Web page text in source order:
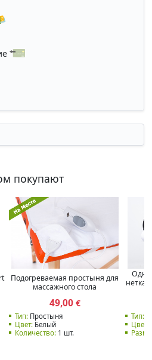
покупают
Подогреваемая простыня для
массажного стола
49,00€
Тип:Простыня
Цвет:Белый
Количество:1 шт.
Тип:
Цвет: